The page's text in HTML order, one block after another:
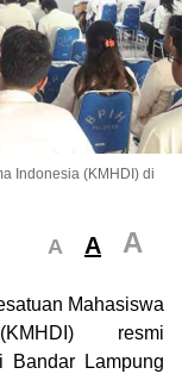
Indonesia (KMHDI) di
A A A
Mahasiswa
resmi
Bandar Lampung